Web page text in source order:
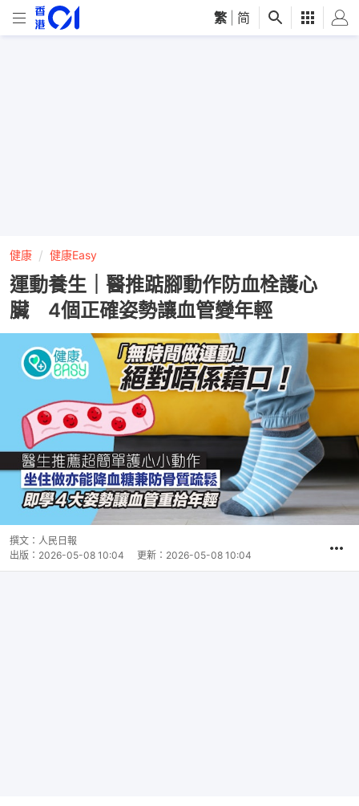
繁 简
健康 健康Easy
運動養生｜醫推踮腳動作防血栓護心
臟 4個正確姿勢讓血管變年輕
撰文： 人民日報
出版： 2026-05-08 10:04 更新： 2026-05-08 10:04